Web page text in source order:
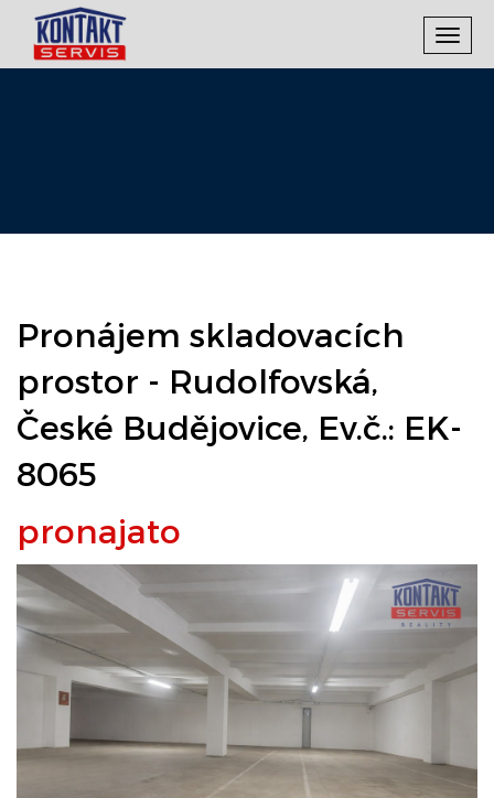
Pronájem skladovacích
prostor - Rudolfovská,
České Budějovice, Ev.č.: EK-
8065
pronajato